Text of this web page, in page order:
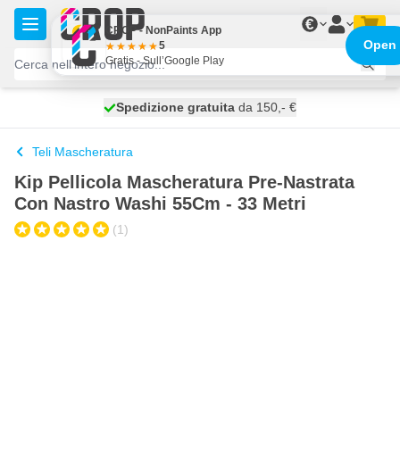
Salta al contenuto
€
spedito oggi
Spedizione gratuita da 150,- €
100 giorni
Teli Mascheratura
Kip Pellicola Mascheratura Pre-Nastrata
Con Nastro Washi 55Cm - 33 Metri
(1)
CROP - NonPaints App
5
Gratis - Sull’Google Play
Open